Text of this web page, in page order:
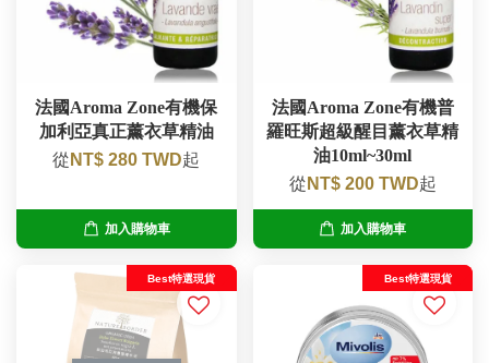
法國Aroma Zone有機保
加利亞真正薰衣草精油
從 NT$ 280 TWD起
加入購物車
法國Aroma Zone有機普
羅旺斯超級醒目薰衣草精
油10ml~30ml
從 NT$ 200 TWD起
加入購物車
Best特選現貨 Best特選現貨